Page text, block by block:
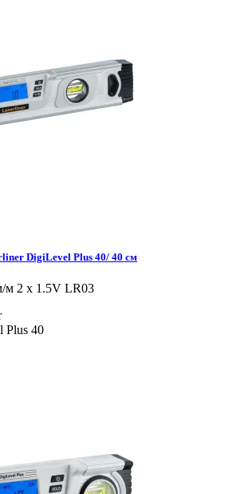
DigiLevel Plus 40/ 40 см
м 2 x 1.5V LR03
Plus 40